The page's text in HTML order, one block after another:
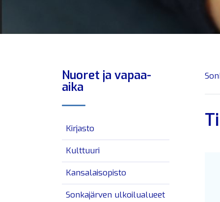
Nuoret ja vapaa-
aika
Kirjasto
Kulttuuri
Kansalaisopisto
Sonkajärven ulkoilualueet